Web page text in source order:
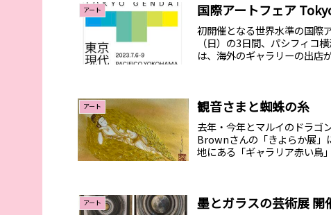
アート 国際アート
初開催となる世界水準の国際
（日）の3日間、パシフィコ
は、海外のギャラリーの出店
アート 観音さまと蜘蛛の糸
去年・今年とマルイのドラゴ
Brownさんの「きよらか展」
地にある「ギャラリア赤い鳥
アート 墨とガラスの芸術展 開